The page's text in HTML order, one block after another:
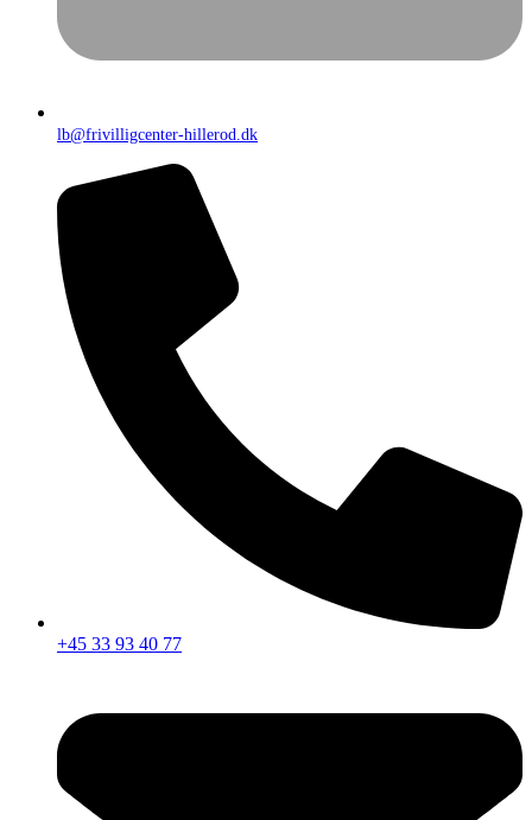
lb@frivilligcenter-hillerod.dk
+45 33 93 40 77